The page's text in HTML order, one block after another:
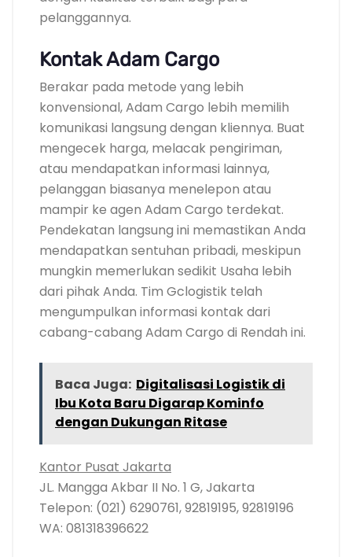
pelanggannya.
Kontak Adam Cargo
Berakar pada metode yang lebih
konvensional, Adam Cargo lebih memilih
komunikasi langsung dengan kliennya. Buat
mengecek harga, melacak pengiriman,
atau mendapatkan informasi lainnya,
pelanggan biasanya menelepon atau
mampir ke agen Adam Cargo terdekat.
Pendekatan langsung ini memastikan Anda
mendapatkan sentuhan pribadi, meskipun
mungkin memerlukan sedikit Usaha lebih
dari pihak Anda. Tim Gclogistik telah
mengumpulkan informasi kontak dari
cabang-cabang Adam Cargo di Rendah ini.
Baca Juga: Digitalisasi Logistik di
Ibu Kota Baru Digarap Kominfo
dengan Dukungan Ritase
Kantor Pusat Jakarta
JL. Mangga Akbar II No. 1 G, Jakarta
Telepon: (021) 6290761, 92819195, 92819196
WA: 081318396622